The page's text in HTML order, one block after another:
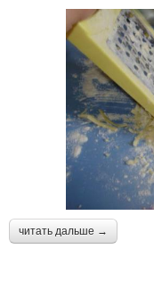
читать дальше →